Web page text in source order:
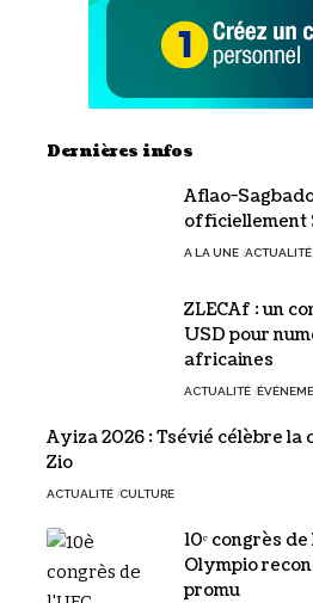
Dernières infos
Aflao-
officiellement
A LA UNE ACTUALITÉ
ZLECAf : un
USD pour
africaines
ACTUALITÉ
Ayiza 2026 : Tsévié célèbre la
Zio
ACTUALITÉ CULTURE
10ᵉ congrès
Olympio
promu